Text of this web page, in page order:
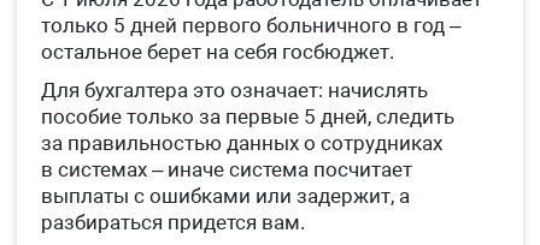
только 5 дней первого больничного в год –
остальное берет на себя госбюджет.
Для бухгалтера это означает: начислять
пособие только за первые 5 дней, следить
за правильностью данных о сотрудниках
в системах – иначе система посчитает
выплаты с ошибками или задержит, а
разбираться придется вам.